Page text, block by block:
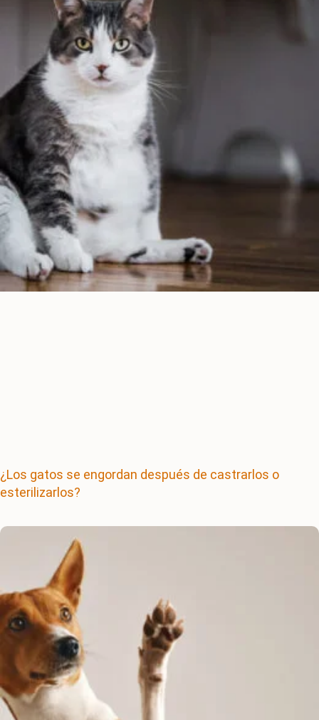
¿Los gatos se engordan después de castrarlos o
esterilizarlos?